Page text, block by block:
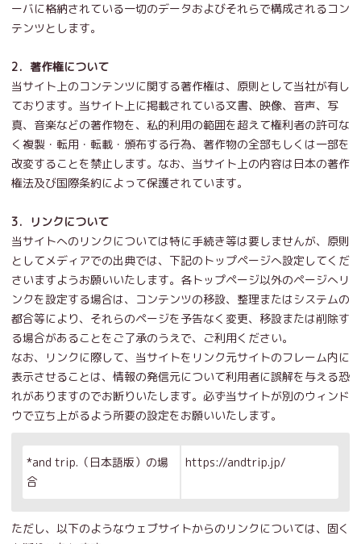
ーバに格納されている一切のデータおよびそれらで構成されるコン
テンツとします。
2．著作権について
当サイト上のコンテンツに関する著作権は、原則として当社が有し
ております。当サイト上に掲載されている文書、映像、音声、写
真、音楽などの著作物を、私的利用の範囲を超えて権利者の許可な
く複製・転用・転載・頒布する行為、著作物の全部もしくは一部を
改変することを禁止します。なお、当サイト上の内容は日本の著作
権法及び国際条約によって保護されています。
3．リンクについて
当サイトへのリンクについては特に手続き等は要しませんが、原則
としてメディアでの出典では、下記のトップページへ設定してくだ
さいますようお願いいたします。各トップページ以外のページへリ
ンクを設定する場合は、コンテンツの移設、整理またはシステムの
都合等により、それらのページを予告なく変更、移設または削除す
る場合があることをご了承のうえで、ご利用ください。
なお、リンクに際して、当サイトをリンク元サイトのフレーム内に
表示させることは、情報の発信元について利用者に誤解を与える恐
れがありますのでお断りいたします。必ず当サイトが別のウィンド
ウで立ち上がるよう所要の設定をお願いいたします。
*and trip.（日本語版）の場
合
https://andtrip.jp/
ただし、以下のようなウェブサイトからのリンクについては、固く